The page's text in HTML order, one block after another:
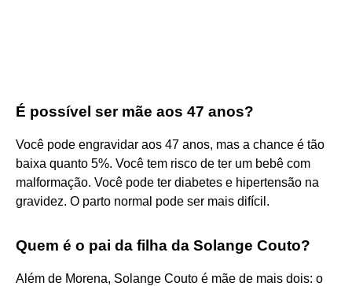
É possível ser mãe aos 47 anos?
Você pode engravidar aos 47 anos, mas a chance é tão
baixa quanto 5%. Você tem risco de ter um bebê com
malformação. Você pode ter diabetes e hipertensão na
gravidez. O parto normal pode ser mais difícil.
Quem é o pai da filha da Solange Couto?
Além de Morena, Solange Couto é mãe de mais dois: o